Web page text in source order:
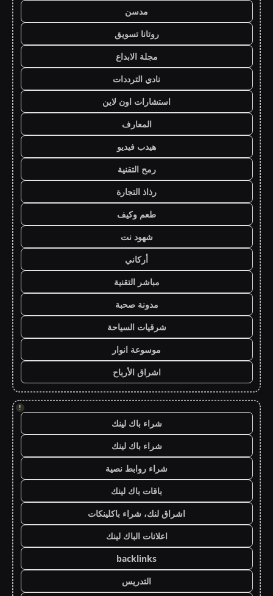
مدسن
روتانا تسويق
مجلة الابداع
نادي الترددات
استشارات اون لاين
المعارف
هيدب فيديو
رمح التقنية
رذاذ التجارة
طعم وكيف
شهود نت
أركاني
مباشر التقنية
مدونة صحبة
شرقيات السياحة
موسوعة انوار
اشراق الأرباح
!
شراء باك لينك
شراء باك لينك
شراء روابط نصية
باقات باك لينك
اشراق لنك، شراء باكلينكات
اعلانات الباك لينك
backlinks
التدريس